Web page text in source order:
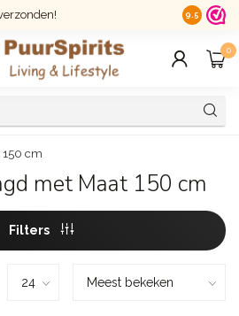
14 dagen
9.5
0
150 cm
met Maat 150 cm
Filters